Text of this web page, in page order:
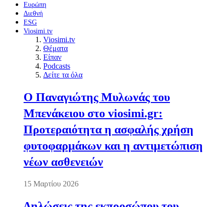
Ευρώπη
Διεθνή
ESG
Viosimi.tv
Viosimi.tv
Θέματα
Είπαν
Podcasts
Δείτε τα όλα
Ο Παναγιώτης Μυλωνάς του
Μπενάκειου στο viosimi.gr:
Προτεραιότητα η ασφαλής χρήση
φυτοφαρμάκων και η αντιμετώπιση
νέων ασθενειών
15 Μαρτίου 2026